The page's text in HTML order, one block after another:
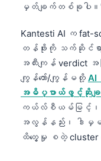
မှတ်ချက်တစ်ခုပါ။
Kantesti AI က fat-
တန်ဖိုးကို သက်ဆိုင်ရာ
အထီးကျန် verdict
ကျွန်တော်/ကျွန်မတို့ AI
အဓိပ္ပာယ်ဖွင့်ဆိုခ
ကယ်လ်စီယမ်မြင့်၊
အလွန်နည်း၊ ဒါမှမ
ထိတွေ့မှု စတဲ့ cluster